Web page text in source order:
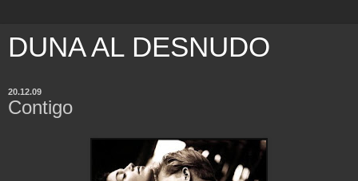
DUNA AL DESNUDO
20.12.09
Contigo